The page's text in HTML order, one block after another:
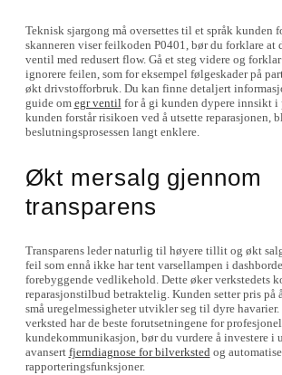
Teknisk sjargong må oversettes til et språk kunden
skanneren viser feilkoden P0401, bør du forklare at
ventil med redusert flow. Gå et steg videre og
ignorere feilen, som for eksempel følgeskader på
økt drivstofforbruk. Du kan finne detaljert
guide om egr ventilfor å gi kunden dypere innsikt i
kunden forstår risikoen ved å utsette reparasjonen,
beslutningsprosessen langt enklere.
Økt mersalg gjennom
transparens
Transparens leder naturlig til høyere tillit og økt
feil som ennå ikke har tent varsellampen i
forebyggende vedlikehold. Dette øker verkstedets
reparasjonstilbud betraktelig. Kunden setter pris på
små uregelmessigheter utvikler seg til dyre
verksted har de beste forutsetningene for
kundekommunikasjon, bør du vurdere å investere i
avansert fjerndiagnose for bilverkstedog
rapporteringsfunksjoner.